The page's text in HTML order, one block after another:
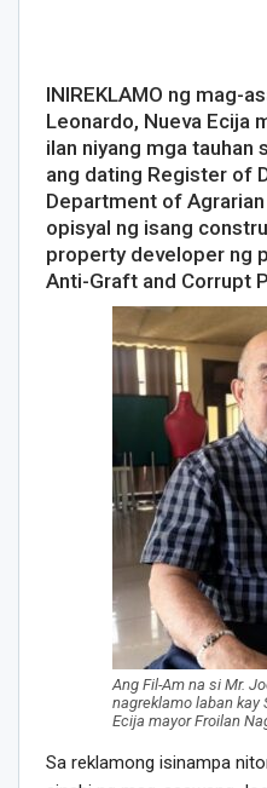
INIREKLAMO ng mag-
Leonardo, Nueva Ecija
ilan niyang mga tauhan
ang dating Register of
Department of
opisyal ng isang
property developer ng
Anti-Graft and Corrupt
Ang Fil-Am na si Mr.
nagreklamo laban kay
Ecija mayor Froilan
Sa reklamong isinampa